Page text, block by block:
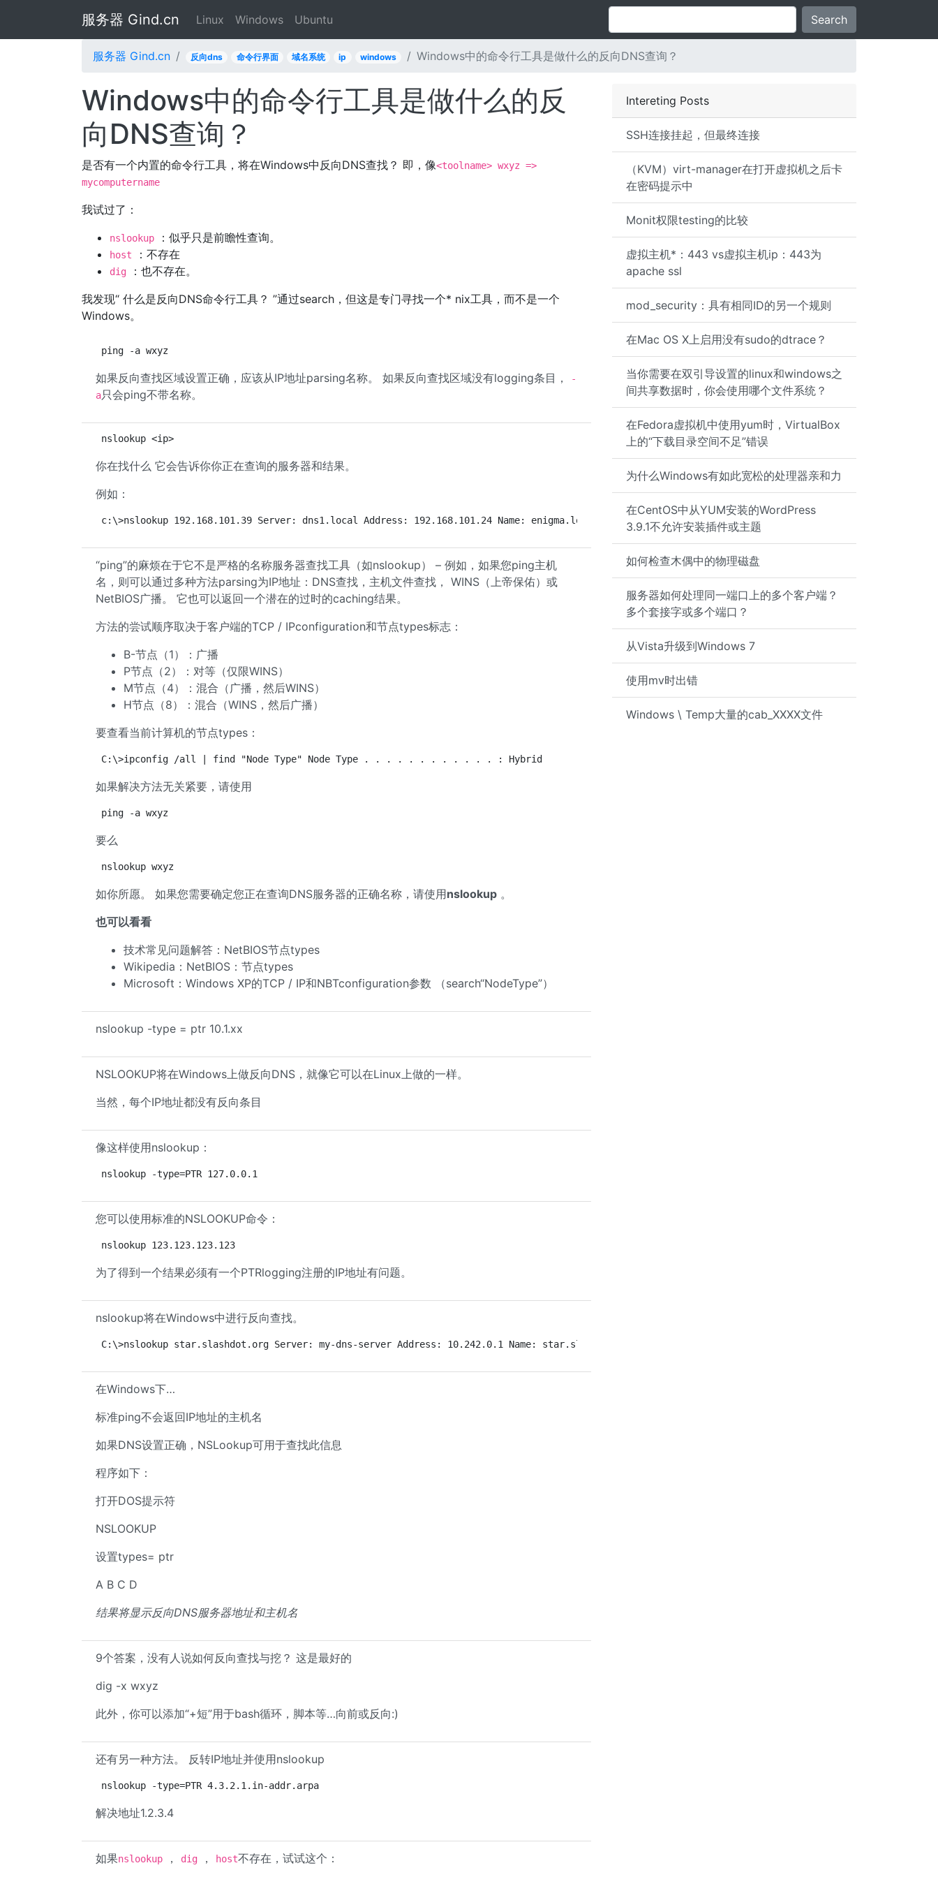
服务器 Gind.cn Linux Windows Ubuntu Search
服务器 Gind.cn 反向dns 命令行界面 域名系统 ip windows Windows中的命令行工具是做什么的反向DNS查询？
Intereting Posts
SSH连接挂起，但最终连接
（KVM）virt-manager在打开虚拟机之后卡
在密码提示中
Monit权限testing的比较
虚拟主机*：443 vs虚拟主机ip：443为
apache ssl
mod_security：具有相同ID的另一个规则
在Mac OS X上启用没有sudo的dtrace？
当你需要在双引导设置的linux和windows之
间共享数据时，你会使用哪个文件系统？
在Fedora虚拟机中使用yum时，VirtualBox
上的“下载目录空间不足”错误
为什么Windows有如此宽松的处理器亲和力
在CentOS中从YUM安装的WordPress
3.9.1不允许安装插件或主题
如何检查木偶中的物理磁盘
服务器如何处理同一端口上的多个客户端？
多个套接字或多个端口？
从Vista升级到Windows 7
使用mv时出错
Windows \ Temp大量的cab_XXXX文件
Windows中的命令行工具是做什么的反
向DNS查询？
是否有一个内置的命令行工具，将在Windows中反向DNS查找？ 即，像<toolname> wxyz =>
mycomputername
我试过了：
nslookup ：似乎只是前瞻性查询。
host ：不存在
dig
：也不存在。
我发现“ 什么是反向DNS命令行工具？ ”通过search，但这是专门寻找一个* nix工具，而不是一个
Windows。
ping -a wxyz
如果反向查找区域设置正确，应该从IP地址parsing名称。 如果反向查找区域没有logging条目，
-
a只会ping不带名称。
nslookup <ip>
你在找什么 它会告诉你你正在查询的服务器和结果。
例如：
c:\>nslookup 192.168.101.39 Server: dns1.local Address: 192.168.101.24 Name: enigma.local Address: 192.168.101.39
“ping”的麻烦在于它不是严格的名称服务器查找工具（如nslookup） – 例如，如果您ping主机
名，则可以通过多种方法parsing为IP地址：DNS查找，主机文件查找， WINS（上帝保佑）或
NetBIOS广播。 它也可以返回一个潜在的过时的caching结果。
方法的尝试顺序取决于客户端的TCP / IPconfiguration和节点types标志：
B-节点（1）：广播
P节点（2）：对等（仅限WINS）
M节点（4）：混合（广播，然后WINS）
H节点（8）：混合（WINS，然后广播）
要查看当前计算机的节点types：
C:\>ipconfig /all | find "Node Type" Node Type . . . . . . . . . . . . : Hybrid
如果解决方法无关紧要，请使用
ping -a wxyz
要么
nslookup wxyz
如你所愿。 如果您需要确定您正在查询DNS服务器的正确名称，请使用nslookup 。
也可以看看
技术常见问题解答：NetBIOS节点types
Wikipedia：NetBIOS：节点types
Microsoft：Windows XP的TCP / IP和NBTconfiguration参数 （search“NodeType”）
nslookup -type = ptr 10.1.xx
NSLOOKUP将在Windows上做反向DNS，就像它可以在Linux上做的一样。
当然，每个IP地址都没有反向条目
像这样使用nslookup：
nslookup -type=PTR 127.0.0.1
您可以使用标准的NSLOOKUP命令：
nslookup 123.123.123.123
为了得到一个结果必须有一个PTRlogging注册的IP地址有问题。
nslookup将在Windows中进行反向查找。
C:\>nslookup star.slashdot.org Server: my-dns-server Address: 10.242.0.1 Name: star.slashdot.org Address: 216.34.181.48 C:\>nslookup 216.34.181.48
在Windows下…
标准ping不会返回IP地址的主机名
如果DNS设置正确，NSLookup可用于查找此信息
程序如下：
打开DOS提示符
NSLOOKUP
设置types= ptr
A B C D
结果将显示反向DNS服务器地址和主机名
9个答案，没有人说如何反向查找与挖？ 这是最好的
dig -x wxyz
此外，你可以添加“+短”用于bash循环，脚本等…向前或反向:)
还有另一种方法。 反转IP地址并使用nslookup
nslookup -type=PTR 4.3.2.1.in-addr.arpa
解决地址1.2.3.4
如果nslookup ， dig ， host不存在，试试这个：